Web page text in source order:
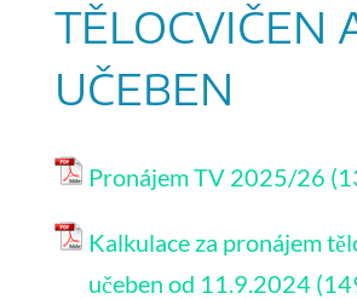
TĚLOCVIČEN
UČEBEN
Pronájem TV 2025/26
Kalkulace za pronájem
učeben od 11.9.2024